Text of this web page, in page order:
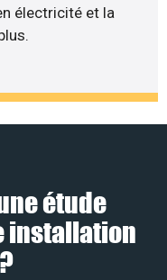
électricité et la
étude
installation